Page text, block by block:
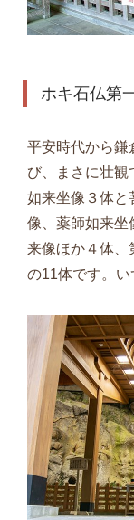
ホキ石仏第
平安時代から鎌
び、まさに壮観
如来坐像３体と
像、薬師如来坐
来像ほか４体、
の11体です。い